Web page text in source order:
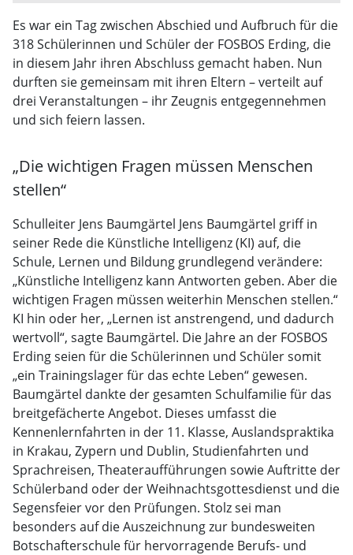
Es war ein Tag zwischen Abschied und Aufbruch für die
318 Schülerinnen und Schüler der FOSBOS Erding, die
in diesem Jahr ihren Abschluss gemacht haben. Nun
durften sie gemeinsam mit ihren Eltern – verteilt auf
drei Veranstaltungen – ihr Zeugnis entgegennehmen
und sich feiern lassen.
„Die wichtigen Fragen müssen Menschen
stellen“
Schulleiter Jens Baumgärtel Jens Baumgärtel griff in
seiner Rede die Künstliche Intelligenz (KI) auf, die
Schule, Lernen und Bildung grundlegend verändere:
„Künstliche Intelligenz kann Antworten geben. Aber die
wichtigen Fragen müssen weiterhin Menschen stellen.“
KI hin oder her, „Lernen ist anstrengend, und dadurch
wertvoll“, sagte Baumgärtel. Die Jahre an der FOSBOS
Erding seien für die Schülerinnen und Schüler somit
„ein Trainingslager für das echte Leben“ gewesen.
Baumgärtel dankte der gesamten Schulfamilie für das
breitgefächerte Angebot. Dieses umfasst die
Kennenlernfahrten in der 11. Klasse, Auslandspraktika
in Krakau, Zypern und Dublin, Studienfahrten und
Sprachreisen, Theateraufführungen sowie Auftritte der
Schülerband oder der Weihnachtsgottesdienst und die
Segensfeier vor den Prüfungen. Stolz sei man
besonders auf die Auszeichnung zur bundesweiten
Botschafterschule für hervorragende Berufs- und